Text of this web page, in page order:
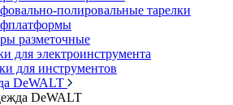
полировальные тарелки
разметочные
для электроинструмента
для инструментов
DeWALT
DeWALT